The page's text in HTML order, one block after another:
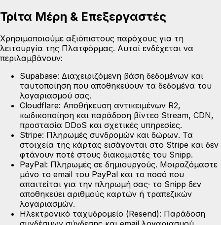
Τρίτα Μέρη & Επεξεργαστές
Χρησιμοποιούμε αξιόπιστους παρόχους για τη
λειτουργία της Πλατφόρμας. Αυτοί ενδέχεται να
περιλαμβάνουν:
Supabase: Διαχειριζόμενη βάση δεδομένων και
ταυτοποίηση που αποθηκεύουν τα δεδομένα του
λογαριασμού σας.
Cloudflare: Αποθήκευση αντικειμένων R2,
κωδικοποίηση και παράδοση βίντεο Stream, CDN,
προστασία DDoS και σχετικές υπηρεσίες.
Stripe: Πληρωμές συνδρομών και δώρων. Τα
στοιχεία της κάρτας εισάγονται στο Stripe και δεν
φτάνουν ποτέ στους διακομιστές του Snipp.
PayPal: Πληρωμές σε δημιουργούς. Μοιραζόμαστε
μόνο το email του PayPal και το ποσό που
απαιτείται για την πληρωμή σας· το Snipp δεν
αποθηκεύει αριθμούς καρτών ή τραπεζικών
λογαριασμών.
Ηλεκτρονικό ταχυδρομείο (Resend): Παράδοση